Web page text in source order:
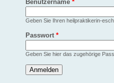
Benutzername *
Geben Sie Ihren heilpraktikerin-
Passwort *
Geben Sie hier das zugehörige